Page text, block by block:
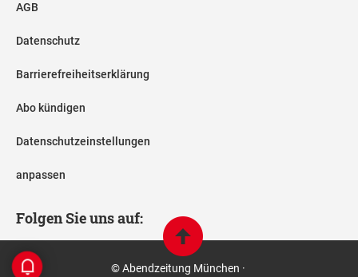
AGB
Datenschutz
Barrierefreiheitserklärung
Abo kündigen
Datenschutzeinstellungen
anpassen
Folgen Sie uns auf:
© Abendzeitung München ·